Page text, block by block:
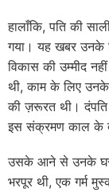
हालाँकि, पति की
गया। यह खबर उनके
विकास की उम्मीद
थी, काम के लिए
की ज़रूरत थी।
इस संक्रमण काल ​​के
उसके आने से उनके घर
भरपूर थी, एक गर्म